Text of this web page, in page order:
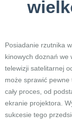
Posiadanie rzutnika
kinowych doznań we
telewizji satelitarnej
może sprawić pewne
cały proces, od
ekranie projektora.
sukcesie tego